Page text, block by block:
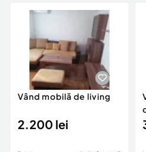
Servicii
Animale de companie
Afaceri și echipamente
Inchiriere Bunuri si Vehicule
Utilaje agricole si industriale
Piese auto si accesorii
Dacia Duster
Vând mobilă de living
2.200 lei